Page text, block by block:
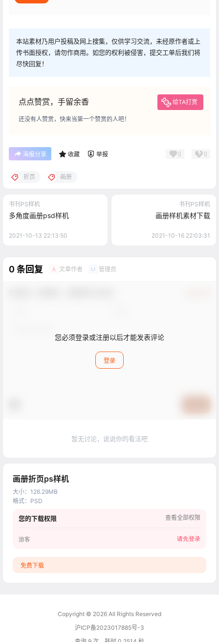
本站素材乃用户投稿及网上搜集，仅供学习交流，未经原作者或上
传书面授权，请勿作商用。如您的权利被侵害，提交工单后我们将
尽快回复！
点点赞赏，手留余香 给TA打赏
还没有人赞赏，快来当第一个赞赏的人吧！
海报分享 收藏 举报 0 0
折页 画册
书刊PS样机
多角度画册psd样机
2021-10-13 22:13:50
书刊PS样机
画册样机素材下载
2021-10-16 22:03:31
0 条回复 A 文章作者 M 管理员
您必须登录或注册以后才能发表评论
登录
暂无讨论，说说你的看法吧
画册折页ps样机
大小： 126.29MB
格式： PSD
您的下载权限 查看全部权限
游客 请先登录
免费下载
Copyright © 2026 All Rights Reserved
沪ICP备2023017885号-3